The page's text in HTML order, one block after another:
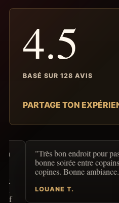
4.5
BASÉ SUR 128 AVIS
PARTAGE TON
"Très bon endroit pour passer une
bonne soirée entre copains et
copines. Bonne ambiance."
LOUANE T.